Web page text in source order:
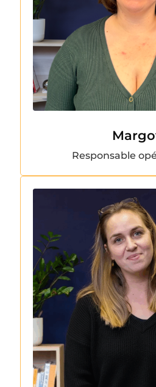
Responsable